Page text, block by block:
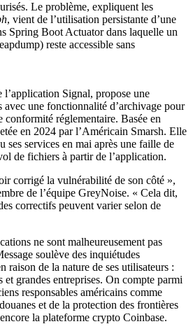
Le problème, expliquent les
, vient de l’utilisation persistante d’une
Spring Boot Actuator dans laquelle un
reste accessible sans
l’application Signal, propose une
avec une fonctionnalité d’archivage pour
conformité réglementaire. Basée en
en 2024 par l’Américain Smarsh. Elle
ses services en mai après une faille de
de fichiers à partir de l’application.
corrigé la vulnérabilité de son côté »,
de l’équipe GreyNoise. « Cela dit,
correctifs peuvent varier selon de
ne sont malheureusement pas
soulève des inquiétudes
raison de la nature de ses utilisateurs :
et grandes entreprises. On compte parmi
responsables américains comme
et de la protection des frontières
la plateforme crypto Coinbase.